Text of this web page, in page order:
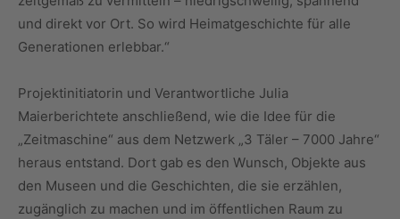
und direkt vor Ort. So wird Heimatgeschichte für alle
Generationen erlebbar.“
Projektinitiatorin und Verantwortliche Julia
Maierberichtete anschließend, wie die Idee für die
„Zeitmaschine“ aus dem Netzwerk „3 Täler – 7000 Jahre“
heraus entstand. Dort gab es den Wunsch, Objekte aus
den Museen und die Geschichten, die sie erzählen,
zugänglich zu machen und im öffentlichen Raum zu